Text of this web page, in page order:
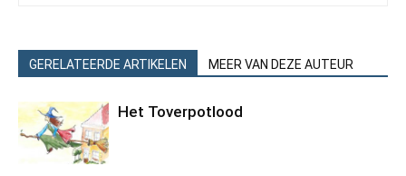
GERELATEERDE ARTIKELEN MEER VAN DEZE AUTEUR
Het Toverpotlood